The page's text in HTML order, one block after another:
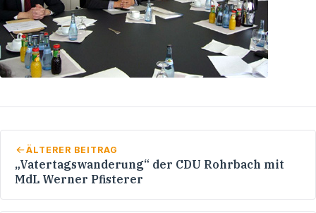
ÄLTERER BEITRAG
„Vatertagswanderung“ der CDU Rohrbach mit
MdL Werner Pfisterer